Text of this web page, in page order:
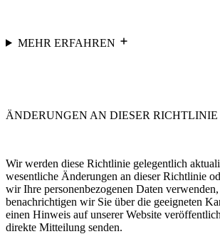
MEHR ERFAHREN
ÄNDERUNGEN AN DIESER RICHTLINIE
Wir werden diese Richtlinie gelegentlich
wesentliche Änderungen an dieser Richtlinie
wir Ihre personenbezogenen Daten
benachrichtigen wir Sie über die geeigneten
einen Hinweis auf unserer Website
direkte Mitteilung senden.